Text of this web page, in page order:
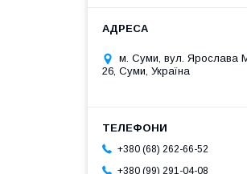
м. Суми, вул. Ярослава
26, Суми, Україна
+380 (68) 262-66-52
+380 (99) 291-04-08